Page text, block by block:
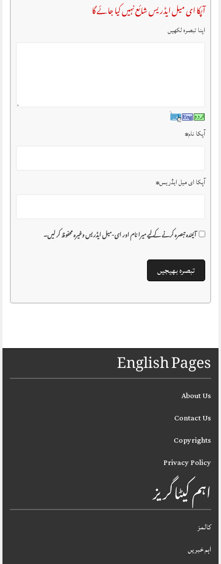
آپکا ای میل ایڈریس شائع نہیں کیا جائے گا
اپنا تبصرہ لکھیں
آپکا نام*
آپکا ای میل ایڈریس*
آئیندہ تبصرہ کرنے کے لیے میرا نام اور ای-میل ایڈریس وغیرہ محفوظ کر لیں۔
English Pages
About Us
Contact Us
Copyrights
Privacy Policy
اہم کیٹاگریز
کالمز
اہم خبریں